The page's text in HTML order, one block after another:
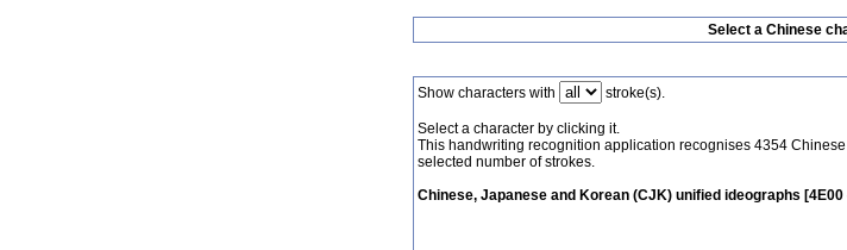
Select a Chinese
Show characters with stroke(s).
Select a character by clicking it.
This handwriting recognition application recognises 4354
selected number of strokes.
Chinese, Japanese and Korean (CJK) unified ideographs [4E00